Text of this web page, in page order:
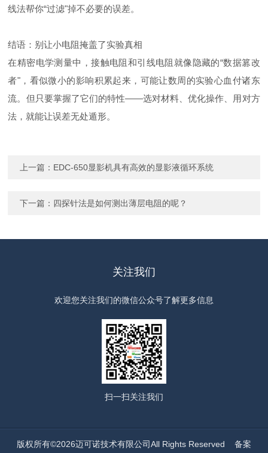
线法帮你“过滤"掉不必要的误差。
结语：别让小电阻掩盖了实验真相
在精密电学测量中，接触电阻和引线电阻就像隐藏的“数据篡改
者"，看似微小的影响积累起来，可能让数周的实验心血付诸东
流。但只要掌握了它们的特性——选对材料、优化操作、用对方
法，就能让误差无处遁形。
上一篇： EDC-650显影机具有高效的显影液循环系统
下一篇： 四探针法是如何测出薄层电阻的呢？
关注我们
欢迎您关注我们的微信公众号了解更多信息
扫一扫关注我们
版权所有©2026迈可诺技术有限公司All Rights Reserved 备案